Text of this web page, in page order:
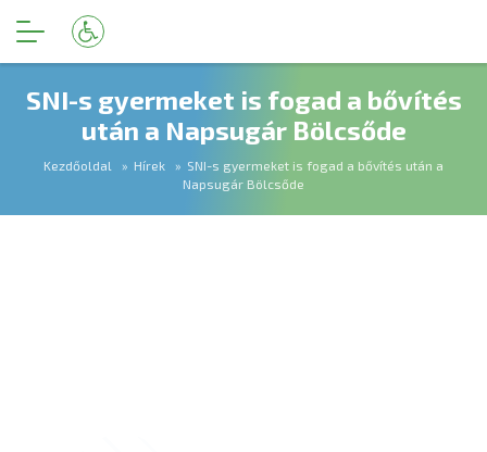
SNI-s gyermeket is fogad a bővítés
után a Napsugár Bölcsőde
Kezdőoldal Hírek
SNI-s gyermeket is fogad a bővítés után a
Napsugár Bölcsőde